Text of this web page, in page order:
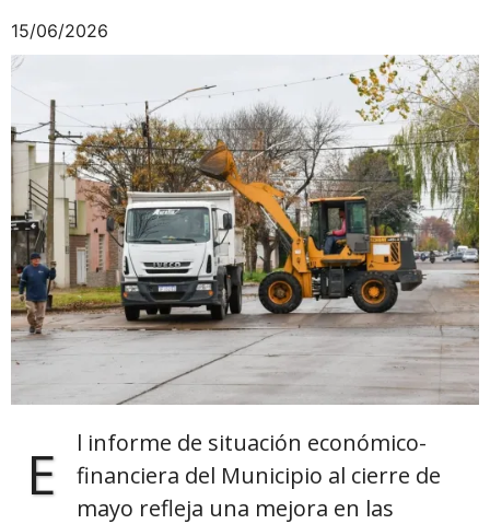
15/06/2026
E
l informe de situación económico-
financiera del Municipio al cierre de
mayo refleja una mejora en las